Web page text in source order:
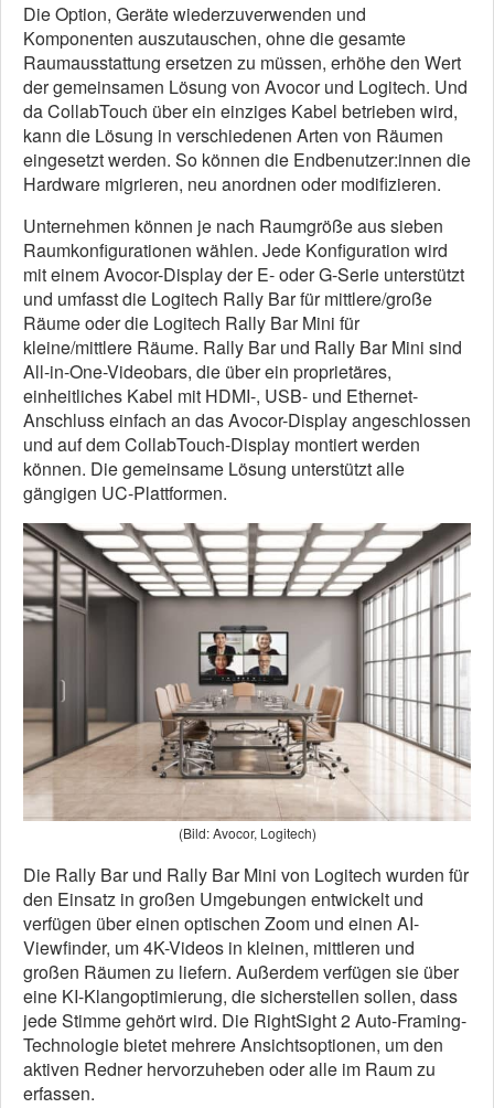
Die Option, Geräte wiederzuverwenden und
Komponenten auszutauschen, ohne die gesamte
Raumausstattung ersetzen zu müssen, erhöhe den Wert
der gemeinsamen Lösung von Avocor und Logitech. Und
da CollabTouch über ein einziges Kabel betrieben wird,
kann die Lösung in verschiedenen Arten von Räumen
eingesetzt werden. So können die Endbenutzer:innen die
Hardware migrieren, neu anordnen oder modifizieren.
Unternehmen können je nach Raumgröße aus sieben
Raumkonfigurationen wählen. Jede Konfiguration wird
mit einem Avocor-Display der E- oder G-Serie unterstützt
und umfasst die Logitech Rally Bar für mittlere/große
Räume oder die Logitech Rally Bar Mini für
kleine/mittlere Räume. Rally Bar und Rally Bar Mini sind
All-in-One-Videobars, die über ein proprietäres,
einheitliches Kabel mit HDMI-, USB- und Ethernet-
Anschluss einfach an das Avocor-Display angeschlossen
und auf dem CollabTouch-Display montiert werden
können. Die gemeinsame Lösung unterstützt alle
gängigen UC-Plattformen.
(Bild: Avocor, Logitech)
Die Rally Bar und Rally Bar Mini von Logitech wurden für
den Einsatz in großen Umgebungen entwickelt und
verfügen über einen optischen Zoom und einen AI-
Viewfinder, um 4K-Videos in kleinen, mittleren und
großen Räumen zu liefern. Außerdem verfügen sie über
eine KI-Klangoptimierung, die sicherstellen sollen, dass
jede Stimme gehört wird. Die RightSight 2 Auto-Framing-
Technologie bietet mehrere Ansichtsoptionen, um den
aktiven Redner hervorzuheben oder alle im Raum zu
erfassen.